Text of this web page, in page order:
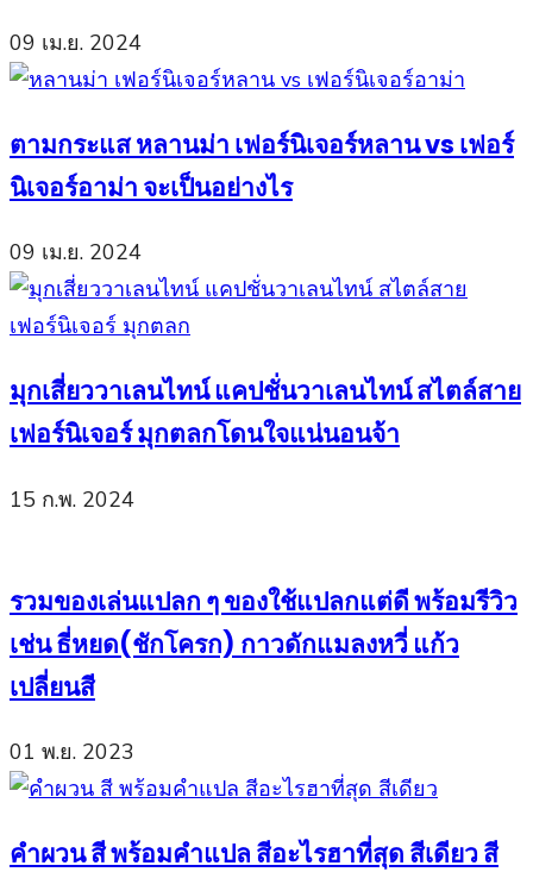
09 เม.ย. 2024
ตามกระแส หลานม่า เฟอร์นิเจอร์หลาน vs เฟอร์
นิเจอร์อาม่า จะเป็นอย่างไร
09 เม.ย. 2024
มุกเสี่ยววาเลนไทน์ แคปชั่นวาเลนไทน์ สไตล์สาย
เฟอร์นิเจอร์ มุกตลกโดนใจแน่นอนจ้า
15 ก.พ. 2024
รวมของเล่นแปลก ๆ ของใช้แปลกแต่ดี พร้อมรีวิว
เช่น ธี่หยด(ชักโครก) กาวดักแมลงหวี่ แก้ว
เปลี่ยนสี
01 พ.ย. 2023
คำผวน สี พร้อมคำแปล สีอะไรฮาที่สุด สีเดียว สี